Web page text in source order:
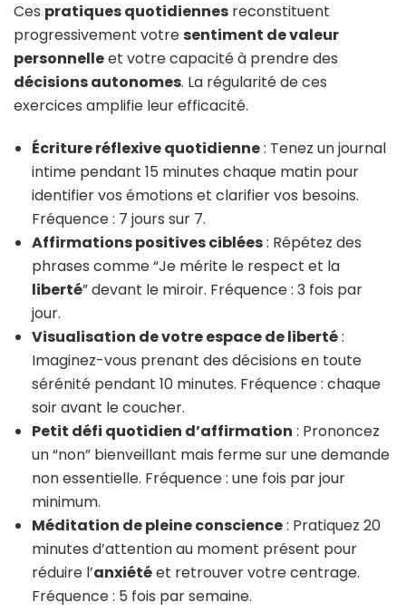
Ces pratiques quotidiennes reconstituent
progressivement votresentiment de valeur
personnelleet votre capacité à prendre des
décisions autonomes. La régularité de ces
exercices amplifie leur efficacité.
Écriture réflexive quotidienne: Tenez un journal
intime pendant 15 minutes chaque matin pour
identifier vos émotions et clarifier vos besoins.
Fréquence : 7 jours sur 7.
Affirmations positives ciblées: Répétez des
phrases comme “Je mérite le respect et la
liberté” devant le miroir. Fréquence : 3 fois par
jour.
Visualisation de votre espace de liberté:
Imaginez-vous prenant des décisions en toute
sérénité pendant 10 minutes. Fréquence : chaque
soir avant le coucher.
Petit défi quotidien d’affirmation : Prononcez
un “non” bienveillant mais ferme sur une demande
non essentielle. Fréquence : une fois par jour
minimum.
Méditation de pleine conscience: Pratiquez 20
minutes d’attention au moment présent pour
réduire l’anxiétéet retrouver votre centrage.
Fréquence : 5 fois par semaine.